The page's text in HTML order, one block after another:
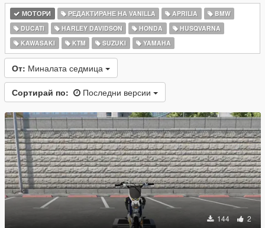
МОТОРИ РЕДАКТИРАНЕ НА VANILLA APRILIA
BMW
DUCATI
HARLEY DAVIDSON HONDA
HUSQVARNA
KAWASAKI
KTM SUZUKI YAMAHA
От: Миналата седмица
Сортирай по: Последни версии
144 2